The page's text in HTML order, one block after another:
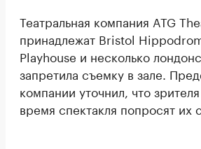
Театральная компания ATG
принадлежат Bristol
Playhouse и несколько
запретила съемку в зале.
компании уточнил, что
время спектакля попросят их